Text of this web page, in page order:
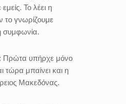
Το λέει η
το γνωρίζουμε
συμφωνία.
Πρώτα υπήρχε μόνο
τώρα μπαίνει και η
Μακεδόνας.